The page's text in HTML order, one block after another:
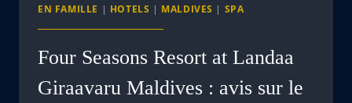
EN FAMILLE | HOTELS | MALDIVES | SPA
Four Seasons Resort at Landaa
Giraavaru Maldives : avis sur le